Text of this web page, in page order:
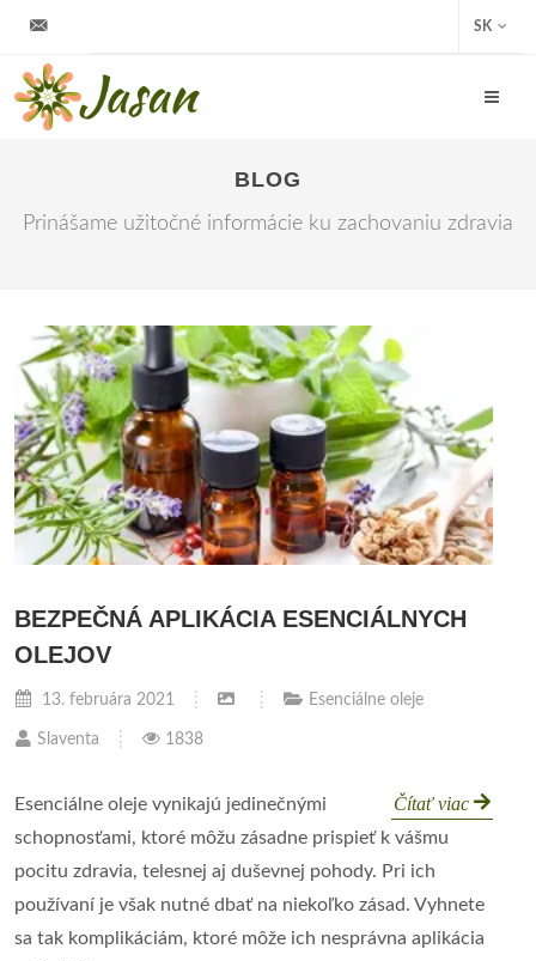
SK
BLOG
Prinášame užitočné informácie ku zachovaniu zdravia
BEZPEČNÁ APLIKÁCIA ESENCIÁLNYCH
OLEJOV
13. februára 2021 Esenciálne oleje
Slaventa 1838
Čítať viac
Esenciálne oleje vynikajú jedinečnými
schopnosťami, ktoré môžu zásadne prispieť k vášmu
pocitu zdravia, telesnej aj duševnej pohody. Pri ich
používaní je však nutné dbať na niekoľko zásad. Vyhnete
sa tak komplikáciám, ktoré môže ich nesprávna aplikácia